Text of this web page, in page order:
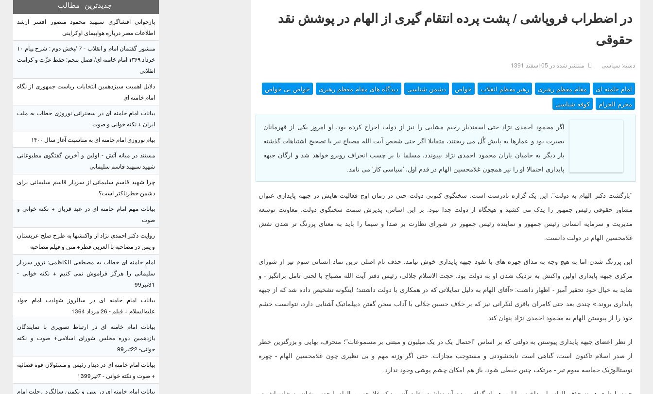
در اضطراب فروپاشی / پشت پرده انتقام گیری از الهام در پوشش نقد
حقوقی
دسته: سیاسی منتشر شده در 05 اسفند 1391
امام خامنه ای مقام معظم رهبری رهبر معظم انقلاب خواص دشمن شناسی دیدگاه های مقام معظم رهبری
خواص بی خواص
کوفه شناسی
محرم الحرام
اگر محمود احمدی نژاد حتی اسفندیار رحیم مشایی را نیز از دولت اخراج کرده بود، او امروز یکی از قهرمانان
بصیرت بود و عمارها به پایش گُل می ریختند، متقابلا اگر حتی شخص آیت الله مصباح نیز با تصحیح اشتباهات گذشته
بار دیگر به حامیان یاران محمود احمدی نژاد بپیوندد، مسلما با بر چسب انحراف روبرو خواهد شد و ارگان جبهه
پایداری احتمالا او را نیز همچون غلامحسین الهام در قدم اول، 'سیاسی کار' می نامد.
"بازگشت دکتر الهام به دولت". این یک گزاره نادرست است. سخنگوی کنونی دولت حتی در زمان اوج فعالیت هایش در جبهه پایداری عنوان
مشاور حقوقی رئیس جمهور را یدک می کشید و هیچگاه از دولت جدا نبود. بر این اساس، پذیرش سمت سخنگوی دولت، معاونت توسعه
مدیریت و سرمایه انسانی رئیس جمهور و نماینده رئیس جمهور در شورای نظارت بر صدا و سیما را باید به معنای پررنگ تر شدن نقش
غلامحسین الهام در دولت دانست.
این پررنگ شدن اما به هیچ وجه به مذاق چهره های با نفوذ جبهه پایداری خوش نیامد. حذف نام اصلی ترین نماد انسانی سوم تیر از شورای
مرکزی جبهه پایداری اولین واکنش به نزدیک شدن او به دولت بود. حجت الاسلام جلالی، رئیس دفتر آیت الله مصباح با لحنی تامل برانگیز - و
شاید به خیال خود تحقیر آمیز - اظهار داشت: «آقای الهام به دلیل تمایلاتی که در همکاری با دولت داشتند؛ اینگونه تشخیص داده شد که از جبهه
پایداری بروند.» چندی بعد حتی کامران باقری لنکرانی نیز که بر خلاف حسین جلالی با آداب سخن گفتن دیپلماتیک آشنایی دارد، نتوانست خشم
خود را از پیوستن الهام به محمود احمدی نژاد پنهان کند.
از نظر اعضای جبهه پایداری پیوستن به دولتی که بر اساس "احتمال یک در یک میلیون و مبتنی بر مسموعات"؛ منحرف، بهایی و بزرگترین خطر
از صدر اسلام تاکنون است، گناهی است نابخشودنی و مستوجب مجازات. حتی اگر وزنه مهم و بی نظیری چون غلامحسین الهام - چهره
نوستالوژیک حماسه سوم تیر - مرتکب چنین خبطی شود، باز هم امکان چشم پوشی وجود ندارد.
جدیدترین مطالب
بازخوانی افشاگری سپهبد محمود منصور افسر ارشد
اطلاعات مصر درباره هواپیمای اوکراینی
منشور گفتمان امام و انقلاب - 7 /بخش دوم : شرح پیام ۱۰
خرداد ۱۳۶۹ امام خامنه ای/ فصل پنجم: حفظ عزّت و کرامت
انقلابی
دلایل اهمیت سیزدهمین انتخابات ریاست جمهوری از نگاه
امام خامنه ای
بیانات امام خامنه ای در سخنرانی نوروزی خطاب به ملت
ایران + نکته خوانی و صوت
پیام نوروزی امام خامنه ای به مناسبت آغاز سال ۱۴۰۰
مستند در میانه آتش - اولین و آخرین گفتگوی مطبوعاتی
شهید سپهبد قاسم سلیمانی
چرا شهید قاسم سلیمانی از سردار قاسم سلیمانی برای
دشمن خطرناکتر است؟
بیانات مهم امام خامنه ای در عید قربان + نکته خوانی و
صوت
روایت دکتر احمدی نژاد از واکنشها به طرح صلح عربستان
و یمن در مصاحبه با العربی قطر+ متن و فیلم مصاحبه
امام خامنه ای خطاب به مصطفی الکاظمی: ترور سردار
سلیمانی را هرگز فراموش نمی کنیم + نکته خوانی -
31تیر99
بیانات امام خامنه ای در سالروز شهادت امام جواد
علیه‌السلام + فیلم - 26 مرداد 1364
بیانات امام خامنه ای در ارتباط تصویری با نمایندگان
یازدهمین دوره مجلس شورای اسلامی+ صوت و نکته
خوانی- 22تیر99
بیانات امام خامنه ای در دیدار رئیس و مسئولان قوه قضائیه
+ صوت و نکته خوانی - 7تیر1399
بیانات امام خامنه ای در سی و یکمین سالگرد رحلت امام